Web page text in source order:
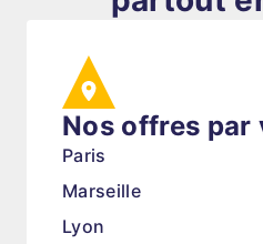
Nos offres par
Paris
Marseille
Lyon